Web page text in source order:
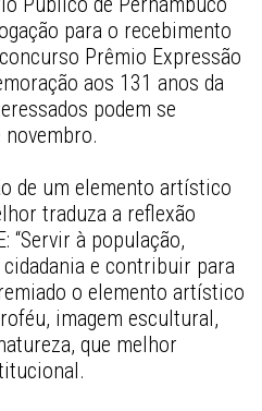
para o recebimento
Prêmio Expressão
aos 131 anos da
podem se
de um elemento artístico
traduza a reflexão
“Servir à população,
e contribuir para
o elemento artístico
imagem escultural,
que melhor